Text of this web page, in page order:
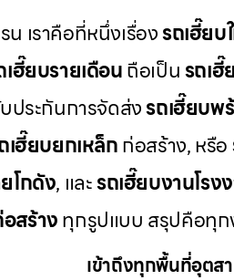
เราคือที่หนึ่งเรื่องรถเฮี๊ยบ
เฮี๊ยบรายเดือนถือเป็นรถเ
ประกันการจัดส่งรถเฮี๊ยบพ
เฮี๊ยบยกเหล็กก่อสร้าง, หรือ
โกดัง, และรถเฮี๊ยบงานโรง
สร้างทุกรูปแบบ สรุปคือทุก
เข้าถึงทุกพื้นที่อุตส